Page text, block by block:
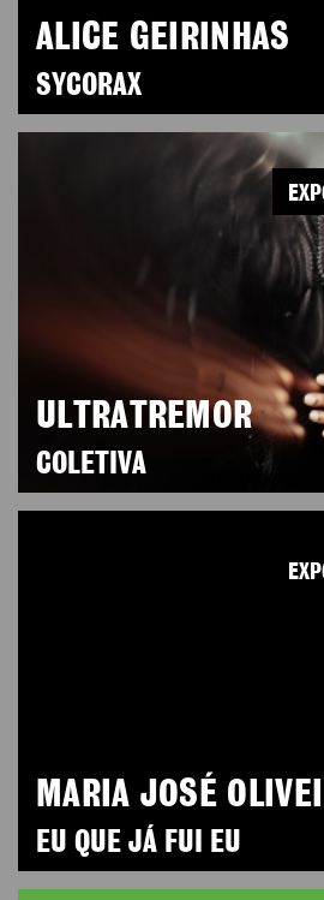
ALICE GEIRINHAS
SYCORAX
ULTRATREMOR
COLETIVA
MARIA JOSÉ
EU QUE JÁ FUI EU